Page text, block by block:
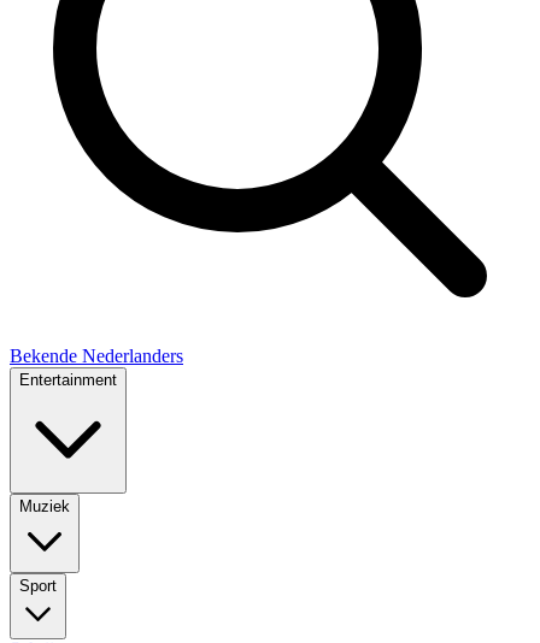
Bekende Nederlanders
Entertainment
Muziek
Sport